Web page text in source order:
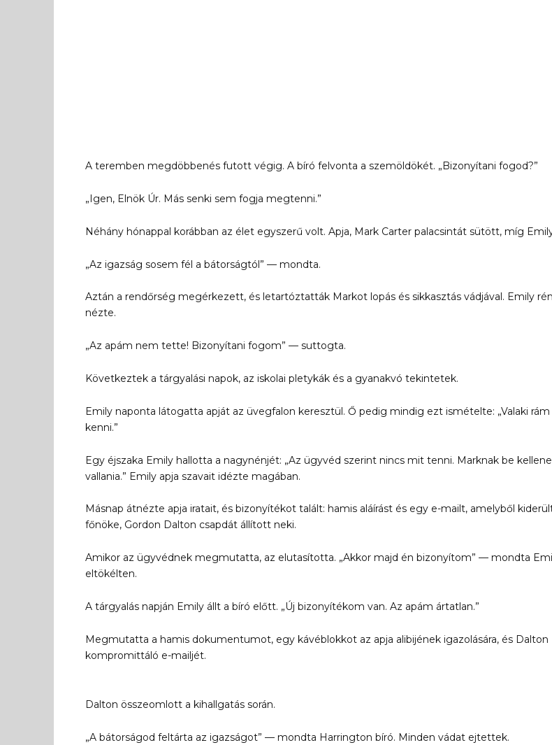
A teremben megdöbbenés futott végig. A bíró felvonta a szemöldökét. „Bizonyítani fogod?”
„Igen, Elnök Úr. Más senki sem fogja megtenni.”
Néhány hónappal korábban az élet egyszerű volt. Apja, Mark Carter palacsintát sütött, míg
„Az igazság sosem fél a bátorságtól” — mondta.
Aztán a rendőrség megérkezett, és letartóztatták Markot lopás és sikkasztás vádjával. Emily
nézte.
„Az apám nem tette! Bizonyítani fogom” — suttogta.
Következtek a tárgyalási napok, az iskolai pletykák és a gyanakvó tekintetek.
Emily naponta látogatta apját az üvegfalon keresztül. Ő pedig mindig ezt ismételte: „Valaki rám
kenni.”
Egy éjszaka Emily hallotta a nagynénjét: „Az ügyvéd szerint nincs mit tenni. Marknak be kellene
vallania.” Emily apja szavait idézte magában.
Másnap átnézte apja iratait, és bizonyítékot talált: hamis aláírást és egy e-mailt, amelyből
főnöke, Gordon Dalton csapdát állított neki.
Amikor az ügyvédnek megmutatta, az elutasította. „Akkor majd én bizonyítom” — mondta
eltökélten.
A tárgyalás napján Emily állt a bíró előtt. „Új bizonyítékom van. Az apám ártatlan.”
Megmutatta a hamis dokumentumot, egy kávéblokkot az apja alibijének igazolására, és Dalton
kompromittáló e-mailjét.
Dalton összeomlott a kihallgatás során.
„A bátorságod feltárta az igazságot” — mondta Harrington bíró. Minden vádat ejtettek.